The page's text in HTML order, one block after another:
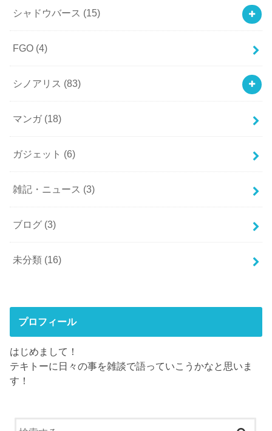
シャドウバース (15)
FGO (4)
シノアリス (83)
マンガ (18)
ガジェット (6)
雑記・ニュース (3)
ブログ (3)
未分類 (16)
プロフィール
はじめまして！
テキトーに日々の事を雑談で語っていこうかなと思いま
す！